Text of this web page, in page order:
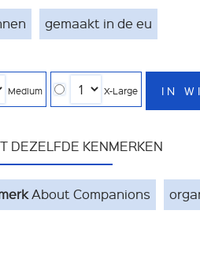
gemaakt in de eu
Medium X-Large IN
DEZELFDE KENMERKEN
About Companions